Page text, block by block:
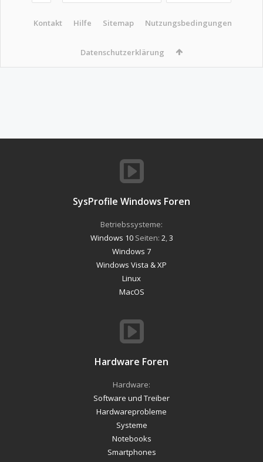
Kontakt Hilfe Sitemap Nutzungsbedingungen
Datenschutzerklärung
SysProfile Windows Foren
Betriebssysteme:
Windows 10Seiten: 2,3
Windows 7
Windows Vista & XP
Linux
MacOS
Hardware Foren
Hardware:
Software und Treiber
Hardwareprobleme
Systeme
Notebooks
Smartphones